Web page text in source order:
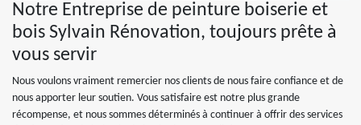
Notre Entreprise de peinture boiserie et
bois Sylvain Rénovation, toujours prête à
vous servir
Nous voulons vraiment remercier nos clients de nous faire confiance et de
nous apporter leur soutien. Vous satisfaire est notre plus grande
récompense, et nous sommes déterminés à continuer à offrir des services